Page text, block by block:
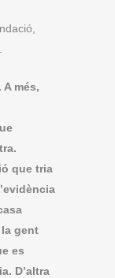
més,
que tria
gent
es
D’altra